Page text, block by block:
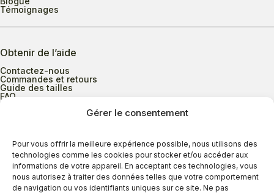
Gérer le consentement
Pour vous offrir la meilleure expérience possible, nous utilisons des
technologies comme les cookies pour stocker et/ou accéder aux
informations de votre appareil. En acceptant ces technologies, vous
nous autorisez à traiter des données telles que votre comportement
de navigation ou vos identifiants uniques sur ce site. Ne pas
Témoignages
Obtenir de l’aide
Contactez-nous
Commandes et retours
Guide des tailles
FAQ
Heures d’ouverture
Lundi au mercredi
9h00 à 17h30
Jeudi
9h00 à 20h00